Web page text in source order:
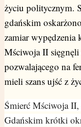
życiu politycznym.
gdańskim
zamiar wypędzenia
Mściwoja II
pozwalającego na
mieli szans ujść z
Śmierć Mściwoja II,
Gdańskim krótki